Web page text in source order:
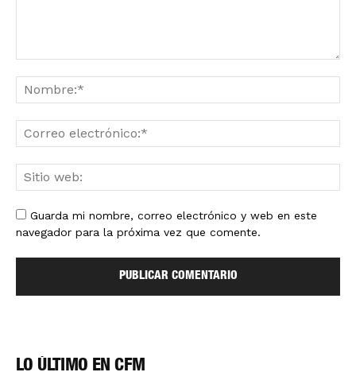
Guarda mi nombre, correo electrónico y web en este
navegador para la próxima vez que comente.
LO ÚLTIMO EN CFM